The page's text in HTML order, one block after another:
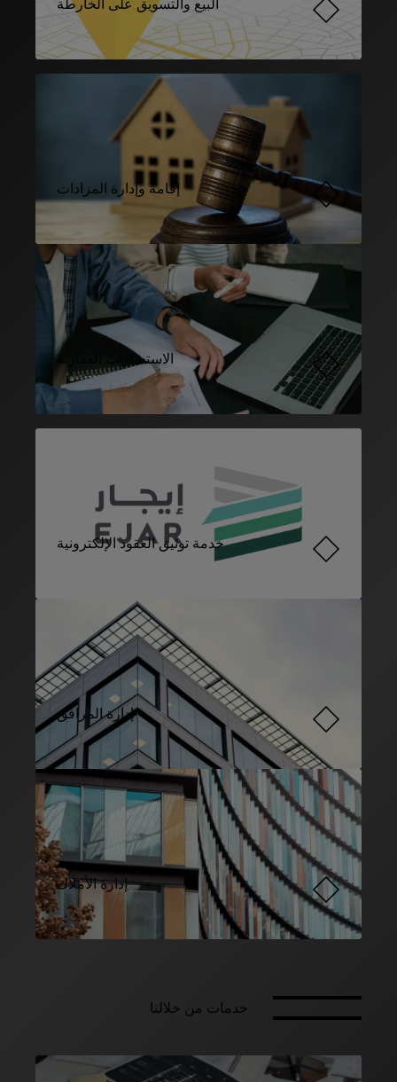
البيع والتسويق على الخارطة
إقامة وإدارة المزادات
الاستشارات العقارية
خدمة توثيق العقود الإلكترونية
إدارة المرافق
إدارة الأملاك
خدمات من خلالنا